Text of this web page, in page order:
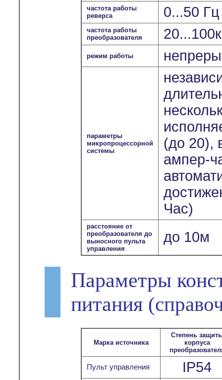
частота работы
реверса
0...50
частота работы
преобразователя
режим работы
параметры
микропроцессорной
системы
(до 20),
ампер-
Час)
расстояние от
преобразователя до
выносного пульта
управления
до 10м
Параметры
питания
Марка источника
Степень
корпуса
Пульт управления IP54